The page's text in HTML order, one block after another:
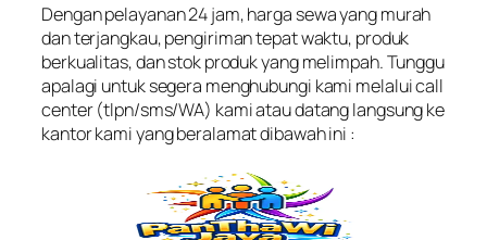
Dengan pelayanan 24 jam, harga sewa yang murah
dan terjangkau, pengiriman tepat waktu, produk
berkualitas, dan stok produk yang melimpah. Tunggu
apalagi untuk segera menghubungi kami melalui call
center (tlpn/sms/WA) kami atau datang langsung ke
kantor kami yang beralamat dibawah ini :